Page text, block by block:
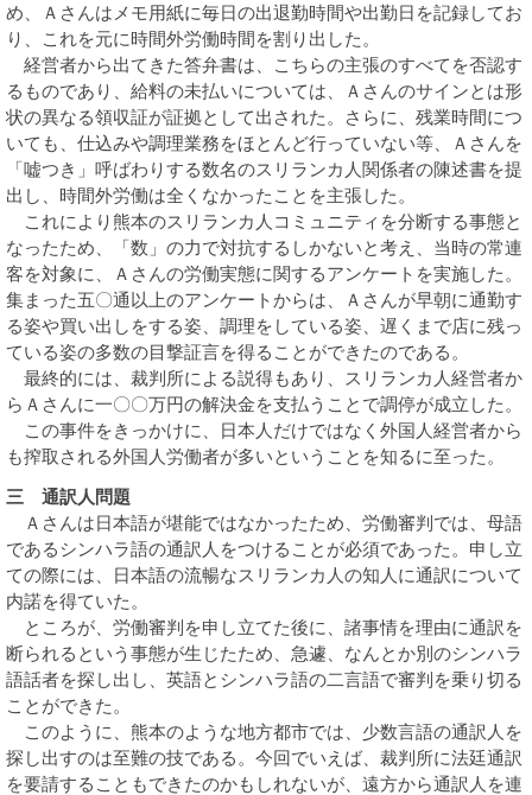
め、Ａさんはメモ用紙に毎日の出退勤時間や出勤日を記録してお
り、これを元に時間外労働時間を割り出した。
経営者から出てきた答弁書は、こちらの主張のすべてを否認す
るものであり、給料の未払いについては、Ａさんのサインとは形
状の異なる領収証が証拠として出された。さらに、残業時間につ
いても、仕込みや調理業務をほとんど行っていない等、Ａさんを
「嘘つき」呼ばわりする数名のスリランカ人関係者の陳述書を提
出し、時間外労働は全くなかったことを主張した。
これにより熊本のスリランカ人コミュニティを分断する事態と
なったため、「数」の力で対抗するしかないと考え、当時の常連
客を対象に、Ａさんの労働実態に関するアンケートを実施した。
集まった五〇通以上のアンケートからは、Ａさんが早朝に通勤す
る姿や買い出しをする姿、調理をしている姿、遅くまで店に残っ
ている姿の多数の目撃証言を得ることができたのである。
最終的には、裁判所による説得もあり、スリランカ人経営者か
らＡさんに一〇〇万円の解決金を支払うことで調停が成立した。
この事件をきっかけに、日本人だけではなく外国人経営者から
も搾取される外国人労働者が多いということを知るに至った。
三 通訳人問題
Ａさんは日本語が堪能ではなかったため、労働審判では、母語
であるシンハラ語の通訳人をつけることが必須であった。申し立
ての際には、日本語の流暢なスリランカ人の知人に通訳について
内諾を得ていた。
ところが、労働審判を申し立てた後に、諸事情を理由に通訳を
断られるという事態が生じたため、急遽、なんとか別のシンハラ
語話者を探し出し、英語とシンハラ語の二言語で審判を乗り切る
ことができた。
このように、熊本のような地方都市では、少数言語の通訳人を
探し出すのは至難の技である。今回でいえば、裁判所に法廷通訳
を要請することもできたのかもしれないが、遠方から通訳人を連